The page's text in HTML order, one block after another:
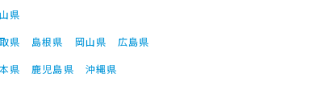
県
県 島根県 岡山県
広島県
県 鹿児島県 沖縄県